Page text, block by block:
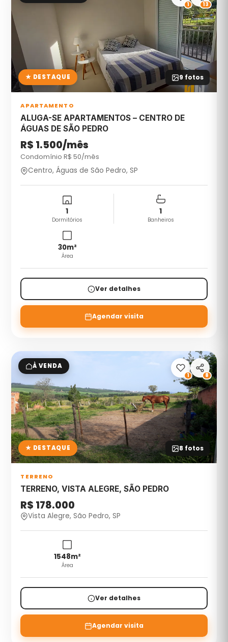
9 fotos
★ DESTAQUE
1 13
APARTAMENTO
ALUGA-SE APARTAMENTOS – CENTRO DE
ÁGUAS DE SÃO PEDRO
R$ 1.500/mês
Condomínio R$50/mês
Centro, Águas de São Pedro, SP
1
Dormitórios
1
Banheiros
30m²
Área
Ver detalhes
Agendar visita
À VENDA
8 fotos
★ DESTAQUE
1 8
TERRENO
TERRENO, VISTA ALEGRE, SÃO PEDRO
R$ 178.000
Vista Alegre, São Pedro, SP
1548m²
Área
Ver detalhes
Agendar visita